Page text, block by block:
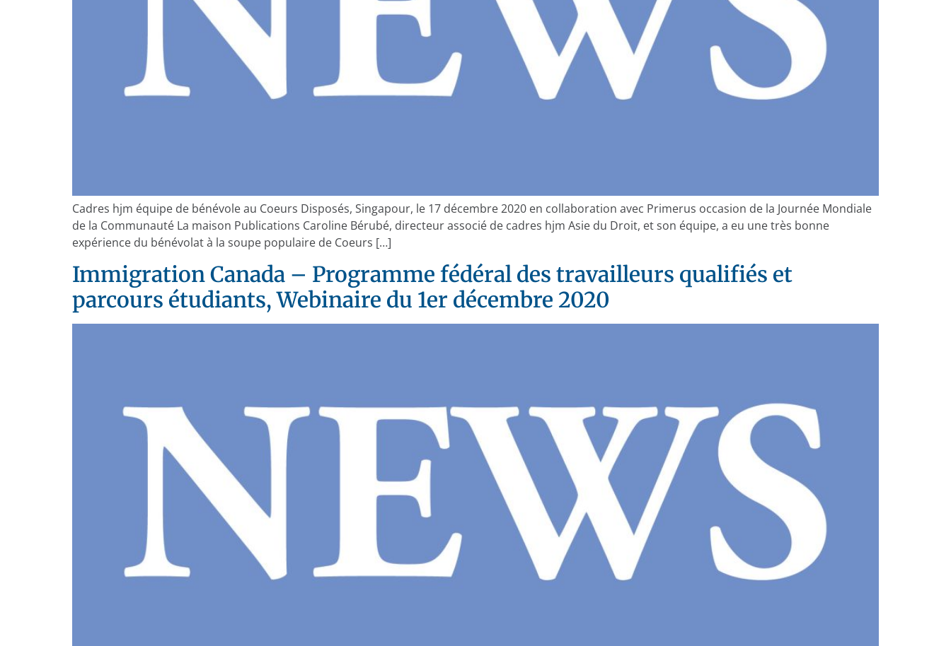
Cadres hjm équipe de bénévole au Coeurs Disposés, Singapour, le 17 décembre 2020 en collaboration avec Primerus occasion de la Journée Mondiale
de la Communauté La maison Publications Caroline Bérubé, directeur associé de cadres hjm Asie du Droit, et son équipe, a eu une très bonne
expérience du bénévolat à la soupe populaire de Coeurs […]
Immigration Canada – Programme fédéral des travailleurs qualifiés et
parcours étudiants, Webinaire du 1er décembre 2020